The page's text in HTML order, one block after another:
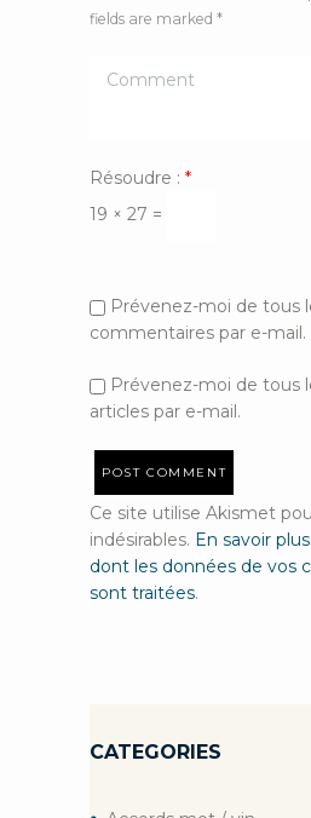
fields are marked *
Résoudre : *
19 × 27 =
Prévenez-moi de tous
commentaires par e-mail.
Prévenez-moi de tous
articles par e-mail.
Ce site utilise Akismet
indésirables. En savoir
dont les données de vos
sont traitées.
CATEGORIES